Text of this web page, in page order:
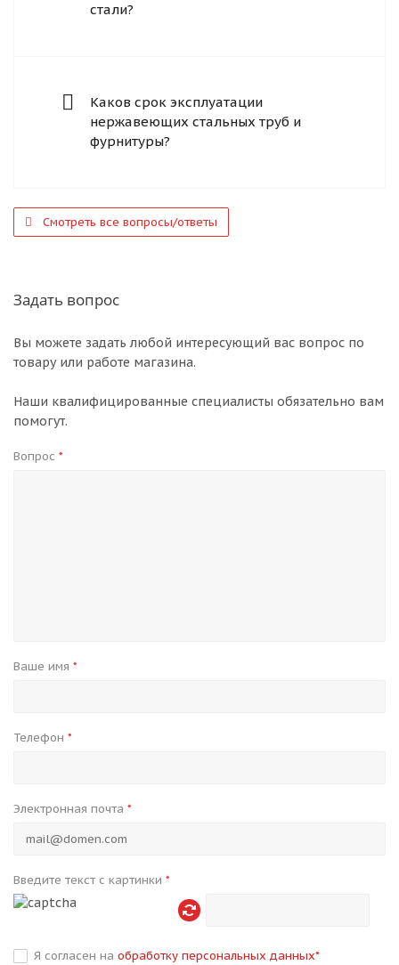
стали?
Каков срок эксплуатации
нержавеющих стальных труб и
фурнитуры?
Смотреть все вопросы/ответы
Задать вопрос
Вы можете задать любой интересующий вас вопрос по
товару или работе магазина.
Наши квалифицированные специалисты обязательно вам
помогут.
Вопрос *
Ваше имя *
Телефон *
Электронная почта *
Введите текст с картинки *
Я согласен на обработку персональных данных*